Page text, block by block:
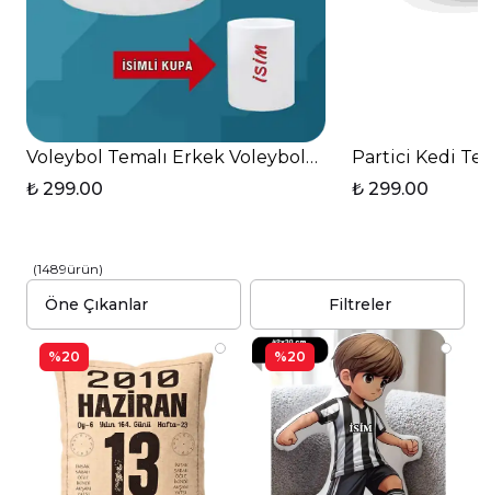
Voleybol Temalı Erkek Voleybolcu Kalpli Kulp Kupa
₺ 299.00
Partici Kedi
₺ 299.00
(1489ürün)
Filtreler
%20 %20